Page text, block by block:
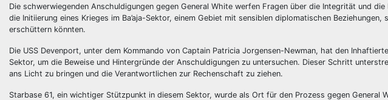
Die schwerwiegenden Anschuldigungen gegen General White werfen Fragen über die Integrität und
die Initiierung eines Krieges im Ba’aja-Sektor, einem Gebiet mit sensiblen diplomatischen
erschüttern könnten.
Die USS Devenport, unter dem Kommando von Captain Patricia Jorgensen-Newman, hat den
Sektor, um die Beweise und Hintergründe der Anschuldigungen zu untersuchen. Dieser Schritt
ans Licht zu bringen und die Verantwortlichen zur Rechenschaft zu ziehen.
Starbase 61, ein wichtiger Stützpunkt in diesem Sektor, wurde als Ort für den Prozess gegen General